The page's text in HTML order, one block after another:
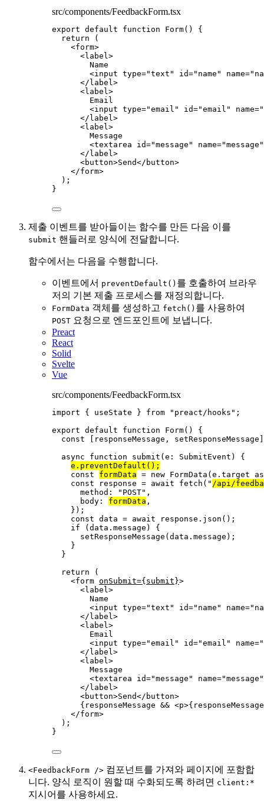
src/components/FeedbackForm.tsx
export default function Form()
{
return (
<form>
<label >
Name
<input type="text " id=" name " name="
</ label >
<label >
Email
<input type="email " id="email " name="
</ label >
<label >
Message
<textarea id="message " name="message "
</ label >
<button>Send</ button>
</form>
);
}
제출 이벤트를 받아들이는 함수를 만든 다음 이를
submit 핸들러로 양식에 전달합니다.
함수에서는 다음을 수행합니다.
이벤트에서 preventDefault() 를 호출하여 브라우
저의 기본 제출 프로세스를 재정의합니다.
FormData 객체를 생성하고 fetch() 를 사용하여
POST 요청으로 엔드포인트에 보냅니다.
Preact
React
Solid
Svelte
Vue
src/components/FeedbackForm.tsx
import { useState } from " preact/hooks " ;
export default function Form()
{
const [
responseMessage , setResponseMessage
async
function submit ( e : SubmitEvent )
{
e . preventDefault ();
const formData = new FormData (e . target
const
response = await fetch ( " /api/
method:
" POST" ,
body: formData ,
} );
const data = await response . json ();
if (data . message ) {
setResponseMessage (data . message );
}
}
return (
<form onSubmit={ submit }>
<label >
Name
<input type="text " id=" name " name="
</ label >
<label >
Email
<input type="email " id="email " name="
</ label >
<label >
Message
<textarea id="message " name="message "
</ label >
<button>Send</ button>
{ responseMessage && <p>{ responseMessage
</form>
);
}
<FeedbackForm /> 컴포넌트를 가져와 페이지에 포함합
니다. 양식 로직이 원할 때 수화되도록 하려면 client:*
지시어를 사용하세요.